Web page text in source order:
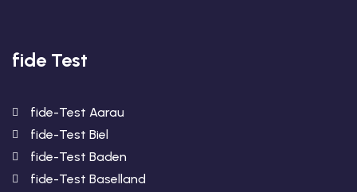
fide Test
fide-Test Aarau
fide-Test Biel
fide-Test Baden
fide-Test Baselland